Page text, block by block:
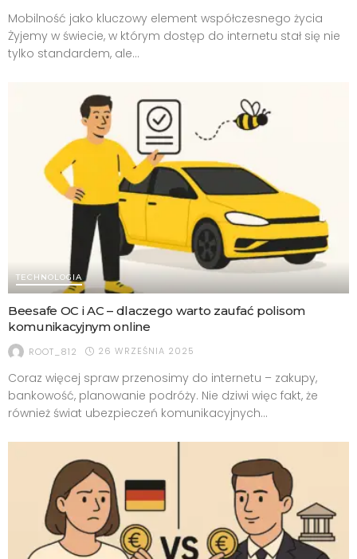
Mobilność jako kluczowy element współczesnego życia
Żyjemy w świecie, w którym dostęp do internetu stał się nie
tylko standardem, ale...
TECHNOLOGIA
Beesafe OC i AC – dlaczego warto zaufać polisom
komunikacyjnym online
ROOT_812 26 WRZEŚNIA 2025
Coraz więcej spraw przenosimy do internetu – zakupy,
bankowość, planowanie podróży. Nie dziwi więc fakt, że
również świat ubezpieczeń komunikacyjnych...